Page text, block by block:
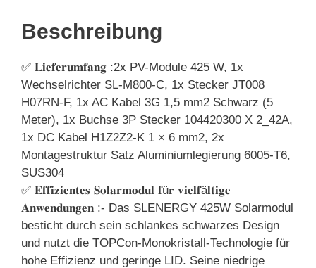
Beschreibung
✅ 𝐋𝐢𝐞𝐟𝐞𝐫𝐮𝐦𝐟𝐚𝐧𝐠 :2x PV-Module 425 W, 1x
Wechselrichter SL-M800-C, 1x Stecker JT008
H07RN-F, 1x AC Kabel 3G 1,5 mm2 Schwarz (5
Meter), 1x Buchse 3P Stecker 104420300 X 2_42A,
1x DC Kabel H1Z2Z2-K 1 × 6 mm2, 2x
Montagestruktur Satz Aluminiumlegierung 6005-T6,
SUS304
✅ 𝐄𝐟𝐟𝐢𝐳𝐢𝐞𝐧𝐭𝐞𝐬 𝐒𝐨𝐥𝐚𝐫𝐦𝐨𝐝𝐮𝐥 𝐟ü𝐫 𝐯𝐢𝐞𝐥𝐟ä𝐥𝐭𝐢𝐠𝐞
𝐀𝐧𝐰𝐞𝐧𝐝𝐮𝐧𝐠𝐞𝐧 :- Das SLENERGY 425W Solarmodul
besticht durch sein schlankes schwarzes Design
und nutzt die TOPCon-Monokristall-Technologie für
hohe Effizienz und geringe LID. Seine niedrige